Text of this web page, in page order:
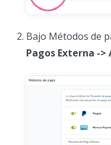
Bajo Métodos de
Pagos Externa -